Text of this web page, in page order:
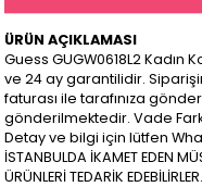
ÜRÜN AÇIKLAMASI
Guess GUGW0618L2 Kadın
ve 24 ay garantilidir.
faturası ile tarafınıza
gönderilmektedir. Vade
Detay ve bilgi için lütfen
İSTANBULDA İKAMET EDEN
ÜRÜNLERİ TEDARİK